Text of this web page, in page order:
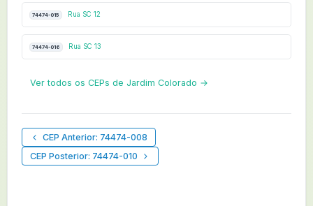
74474-015 Rua SC 12
74474-016 Rua SC 13
Ver todos os CEPs de Jardim Colorado →
CEP Anterior: 74474-008
CEP Posterior: 74474-010